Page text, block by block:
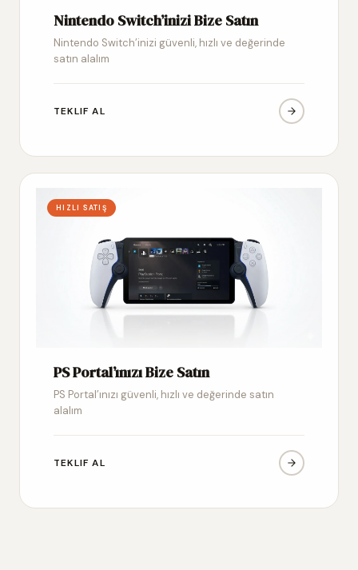
Nintendo Switch’inizi Bize Satın
Nintendo Switch’inizi güvenli, hızlı ve değerinde
satın alalım
TEKLIF AL
HIZLI SATIŞ
PS Portal’ınızı Bize Satın
PS Portal’ınızı güvenli, hızlı ve değerinde satın
alalım
TEKLIF AL